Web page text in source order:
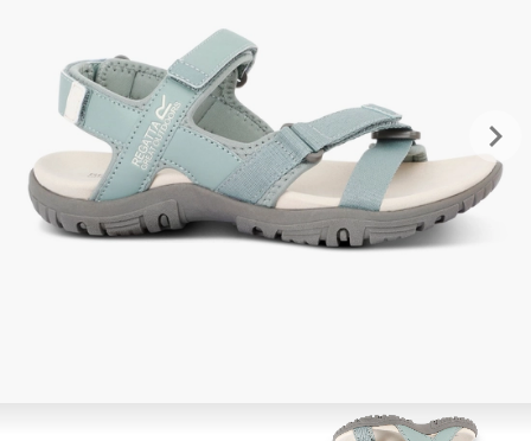
keyboard_arrow_right